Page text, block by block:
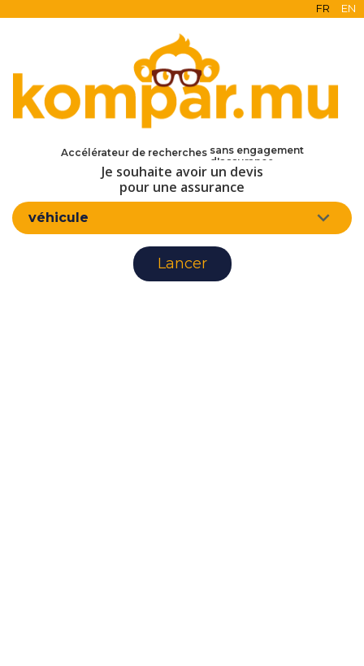
FR EN
Accélérateur de recherches
en ligne
d'assurance
Je souhaite avoir un devis
pour une assurance
véhicule
Lancer